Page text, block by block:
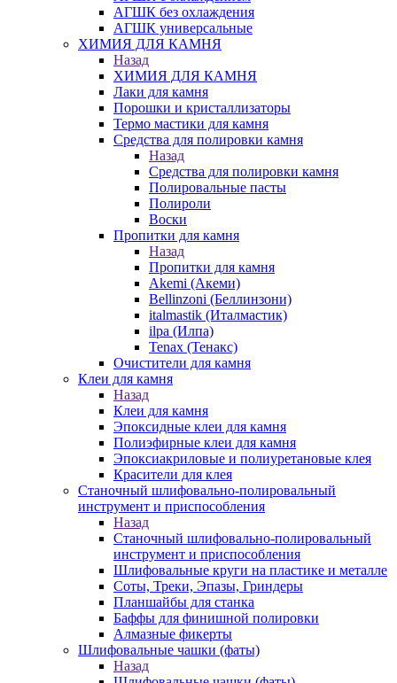
АГШК без охлаждения
АГШК универсальные
ХИМИЯ ДЛЯ КАМНЯ
Назад
ХИМИЯ ДЛЯ КАМНЯ
Лаки для камня
Порошки и кристаллизаторы
Термо мастики для камня
Средства для полировки камня
Назад
Средства для полировки камня
Полировальные пасты
Полироли
Воски
Пропитки для камня
Назад
Пропитки для камня
Akemi (Акеми)
Bellinzoni (Беллинзони)
italmastik (Италмастик)
ilpa (Илпа)
Tenax (Тенакс)
Очистители для камня
Клеи для камня
Назад
Клеи для камня
Эпоксидные клеи для камня
Полиэфирные клеи для камня
Эпоксиакриловые и полиуретановые клея
Красители для клея
Станочный шлифовально-полировальный
инструмент и приспособления
Назад
Станочный шлифовально-полировальный
инструмент и приспособления
Шлифовальные круги на пластике и металле
Соты, Треки, Эпазы, Гриндеры
Планшайбы для станка
Баффы для финишной полировки
Алмазные фикерты
Шлифовальные чашки (фаты)
Назад